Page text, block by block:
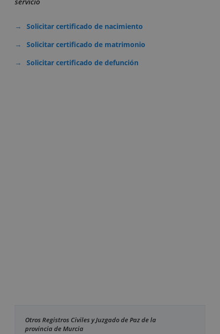
Solicitar certificado de nacimiento
Solicitar certificado de matrimonio
Solicitar certificado de defunción
Otros Registros Civiles y Juzgado de Paz de la
provincia de Murcia